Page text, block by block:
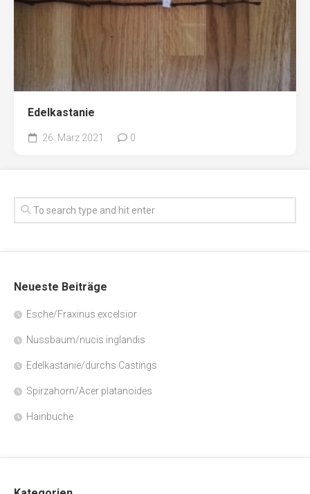
Edelkastanie
26. März 2021 0
Neueste Beiträge
Esche/Fraxinus excelsior
Nussbaum/nucis inglandis
Edelkastanie/durchs Castings
Spirzahorn/Acer platanoides
Hainbuche